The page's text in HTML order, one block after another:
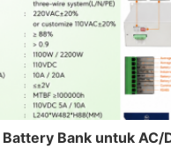
Bank untuk AC/